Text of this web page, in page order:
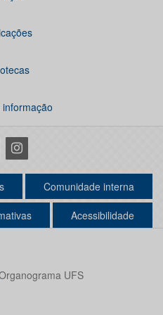
Instagram
Comunidade interna
Acessibilidade
UFS